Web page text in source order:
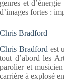
genres et
d’images fortes :
Chris Bradford
Chris Bradford est
tout d’abord les
parolier et
carrière à explosé